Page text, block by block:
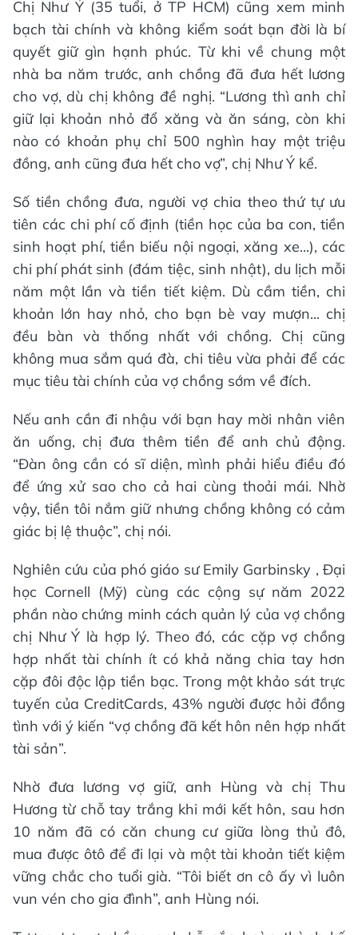
Chị Như Ý (35 tuổi, ở TP HCM) cũng xem minh
bạch tài chính và không kiểm soát bạn đời là bí
quyết giữ gìn hạnh phúc. Từ khi về chung một
nhà ba năm trước, anh chồng đã đưa hết lương
cho vợ, dù chị không đề nghị. “Lương thì anh chỉ
giữ lại khoản nhỏ đổ xăng và ăn sáng, còn khi
nào có khoản phụ chỉ 500 nghìn hay một triệu
đồng, anh cũng đưa hết cho vợ”, chị Như Ý kể.
Số tiền chồng đưa, người vợ chia theo thứ tự ưu
tiên các chi phí cố định (tiền học của ba con, tiền
sinh hoạt phí, tiền biếu nội ngoại, xăng xe...), các
chi phí phát sinh (đám tiệc, sinh nhật), du lịch mỗi
năm một lần và tiền tiết kiệm. Dù cầm tiền, chi
khoản lớn hay nhỏ, cho bạn bè vay mượn... chị
đều bàn và thống nhất với chồng. Chị cũng
không mua sắm quá đà, chi tiêu vừa phải để các
mục tiêu tài chính của vợ chồng sớm về đích.
Nếu anh cần đi nhậu với bạn hay mời nhân viên
ăn uống, chị đưa thêm tiền để anh chủ động.
“Đàn ông cần có sĩ diện, mình phải hiểu điều đó
để ứng xử sao cho cả hai cùng thoải mái. Nhờ
vậy, tiền tôi nắm giữ nhưng chồng không có cảm
giác bị lệ thuộc”, chị nói.
Nghiên cứu của phó giáo sư Emily Garbinsky , Đại
học Cornell (Mỹ) cùng các cộng sự năm 2022
phần nào chứng minh cách quản lý của vợ chồng
chị Như Ý là hợp lý. Theo đó, các cặp vợ chồng
hợp nhất tài chính ít có khả năng chia tay hơn
cặp đôi độc lập tiền bạc. Trong một khảo sát trực
tuyến của CreditCards, 43% người được hỏi đồng
tình với ý kiến “vợ chồng đã kết hôn nên hợp nhất
tài sản”.
Nhờ đưa lương vợ giữ, anh Hùng và chị Thu
Hương từ chỗ tay trắng khi mới kết hôn, sau hơn
10 năm đã có căn chung cư giữa lòng thủ đô,
mua được ôtô để đi lại và một tài khoản tiết kiệm
vững chắc cho tuổi già. “Tôi biết ơn cô ấy vì luôn
vun vén cho gia đình”, anh Hùng nói.